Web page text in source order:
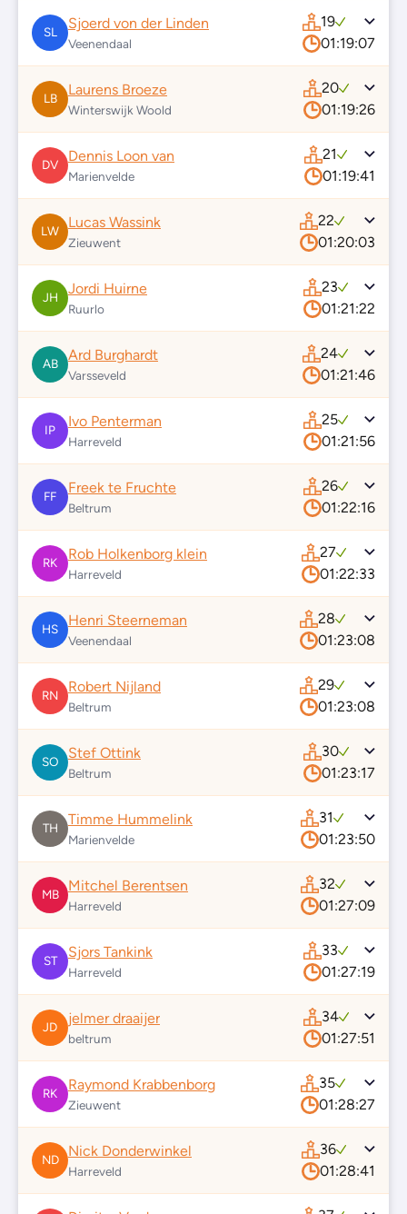
SL
Sjoerd von der Linden
Veenendaal
19
01:19:07
LB
Laurens Broeze
Winterswijk Woold
20
01:19:26
DV
Dennis Loon van
Marienvelde
21
01:19:41
LW
Lucas Wassink
Zieuwent
22
01:20:03
JH
Jordi Huirne
Ruurlo
23
01:21:22
AB
Ard Burghardt
Varsseveld
24
01:21:46
IP
Ivo Penterman
Harreveld
25
01:21:56
FF
Freek te Fruchte
Beltrum
26
01:22:16
RK
Rob Holkenborg klein
Harreveld
27
01:22:33
HS
Henri Steerneman
Veenendaal
28
01:23:08
RN
Robert Nijland
Beltrum
29
01:23:08
SO
Stef Ottink
Beltrum
30
01:23:17
TH
Timme Hummelink
Marienvelde
31
01:23:50
MB
Mitchel Berentsen
Harreveld
32
01:27:09
ST
Sjors Tankink
Harreveld
33
01:27:19
JD
jelmer draaijer
beltrum
34
01:27:51
RK
Raymond Krabbenborg
Zieuwent
35
01:28:27
ND
Nick Donderwinkel
Harreveld
36
01:28:41